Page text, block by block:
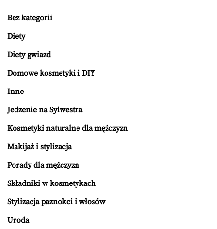
Bez kategorii
Diety
Diety gwiazd
Domowe kosmetyki i DIY
Inne
Jedzenie na Sylwestra
Kosmetyki naturalne dla mężczyzn
Makijaż i stylizacja
Porady dla mężczyzn
Składniki w kosmetykach
Stylizacja paznokci i włosów
Uroda